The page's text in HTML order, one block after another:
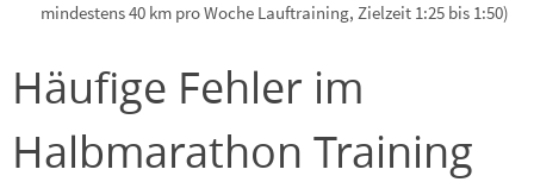
mindestens 40 km pro Woche Lauftraining, Zielzeit 1:25 bis 1:50)
Häufige Fehler im
Halbmarathon Training